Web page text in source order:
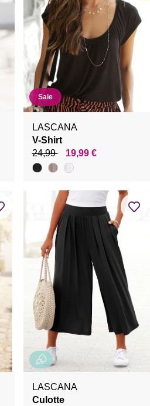
Sale
LASCANA
V-Shirt
24,99
19,99 €
LASCANA
Culotte